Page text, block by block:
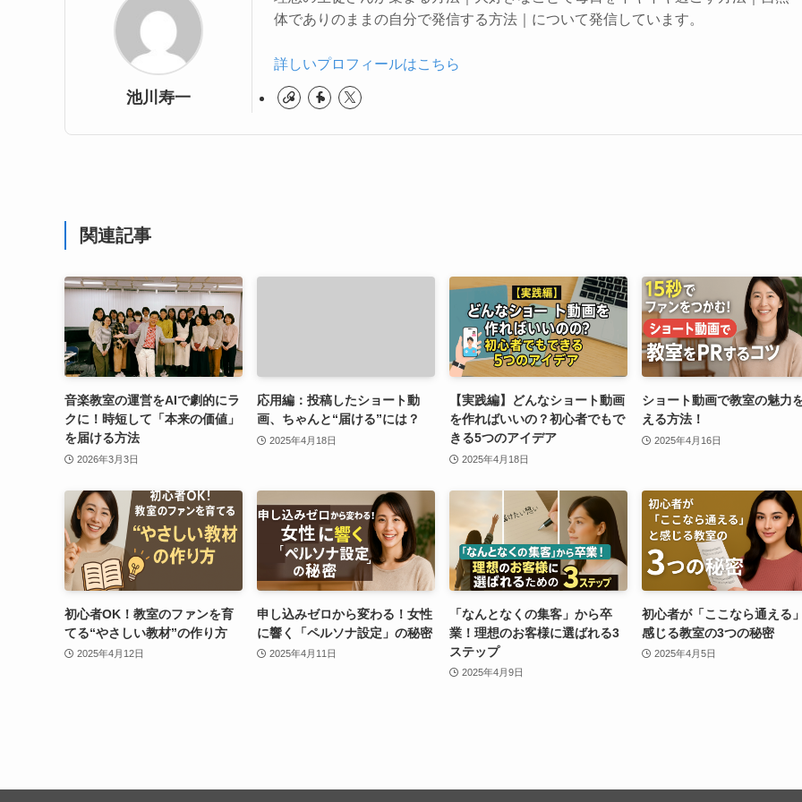
池川寿一
体でありのままの自分で発信する方法｜について発信しています。
詳しいプロフィールはこちら
関連記事
音楽教室の運営をAIで劇的にラ
クに！時短して「本来の価値」
を届ける方法
2026年3月3日
応用編：投稿したショート動
画、ちゃんと“届ける”には？
2025年4月18日
【実践編】どんなショート動画
を作ればいいの？初心者でもで
きる5つのアイデア
2025年4月18日
ショート動画で教室の魅力
える方法！
2025年4月16日
初心者OK！教室のファンを育
てる“やさしい教材”の作り方
2025年4月12日
申し込みゼロから変わる！女性
に響く「ペルソナ設定」の秘密
2025年4月11日
「なんとなくの集客」から卒
業！理想のお客様に選ばれる3
ステップ
2025年4月9日
初心者が「ここなら通える
感じる教室の3つの秘密
2025年4月5日